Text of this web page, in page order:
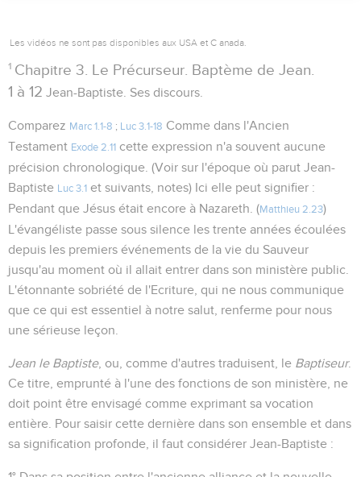
Les vidéos ne sont pas disponibles aux USA et C anada.
1 Chapitre 3. Le Précurseur. Baptème de Jean.
1 à 12 Jean-Baptiste. Ses discours.
Comparez Marc 1.1-8 ; Luc 3.1-18 Comme dans l'Ancien
Testament Exode 2.11 cette expression n'a souvent aucune
précision chronologique. (Voir sur l'époque où parut Jean-
Baptiste
Luc 3.1 et suivants, notes) Ici elle peut signifier :
Pendant que Jésus était encore à Nazareth. (Matthieu 2.23)
L'évangéliste passe sous silence les trente années écoulées
depuis les premiers événements de la vie du Sauveur
jusqu'au moment où il allait entrer dans son ministère public.
L'étonnante sobriété de l'Ecriture, qui ne nous communique
que ce qui est essentiel à notre salut, renferme pour nous
une sérieuse leçon.
Jean le Baptiste, ou, comme d'autres traduisent, le Baptiseur.
Ce titre, emprunté à l'une des fonctions de son ministère, ne
doit point être envisagé comme exprimant sa vocation
entière. Pour saisir cette dernière dans son ensemble et dans
sa signification profonde, il faut considérer Jean-Baptiste :